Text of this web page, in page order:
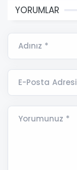
YORUMLAR
Adınız *
E-Posta
Yorumunuz *